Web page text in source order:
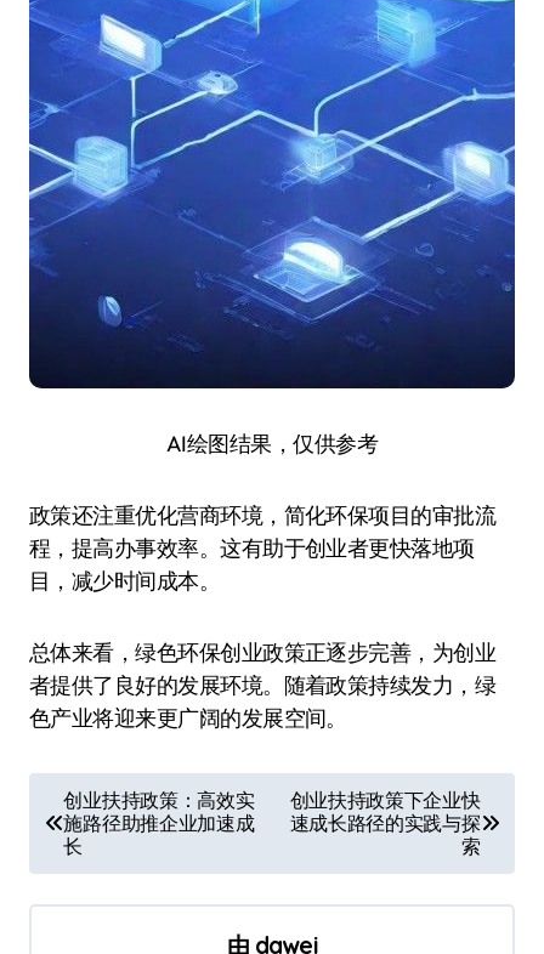
AI绘图结果，仅供参考
政策还注重优化营商环境，简化环保项目的审批流
程，提高办事效率。这有助于创业者更快落地项
目，减少时间成本。
总体来看，绿色环保创业政策正逐步完善，为创业
者提供了良好的发展环境。随着政策持续发力，绿
色产业将迎来更广阔的发展空间。
章
导
航
创业扶持政策：高效实
施路径助推企业加速成
长
创业扶持政策下企业快
速成长路径的实践与探
索
由 dawei